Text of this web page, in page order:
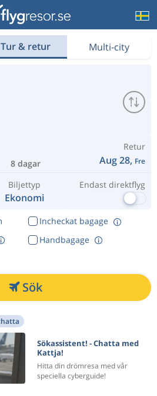
hos Flygresor.se
Tur & retur Multi-city
8 dagar
Retur
Aug 28, Fre
Biljettyp
Ekonomi
Endast direktflyg
Incheckat bagage
Handbagage
Sök
Sökassistent! - Chatta med
Kattja!
Hitta din drömresa med vår
speciella cyberguide!